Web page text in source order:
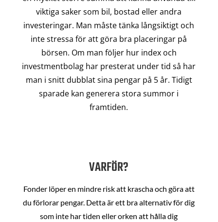
viktiga saker som bil, bostad eller andra
investeringar. Man måste tänka långsiktigt och
inte stressa för att göra bra placeringar på
börsen. Om man följer hur index och
investmentbolag har presterat under tid så har
man i snitt dubblat sina pengar på 5 år. Tidigt
sparade kan generera stora summor i
framtiden.
VARFÖR?
Fonder löper en mindre risk att krascha och göra att
du förlorar pengar. Detta är ett bra alternativ för dig
som inte har tiden eller orken att hålla dig